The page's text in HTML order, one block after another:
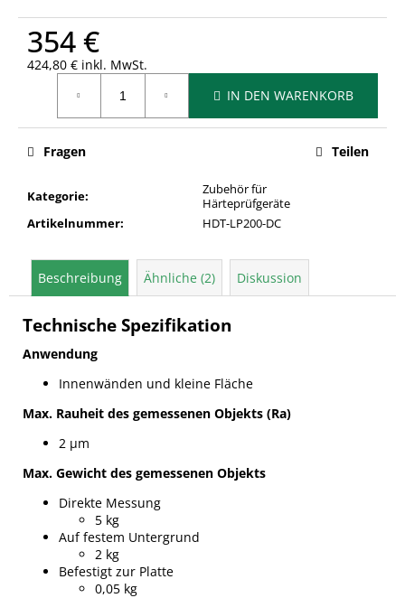
354 €
424,80 € inkl. MwSt.
IN DEN WARENKORB
Kategorie:
Zubehör für
Härteprüfgeräte
Artikelnummer: HDT-LP200-DC
Fragen Teilen
Beschreibung Ähnliche (2) Diskussion
Technische Spezifikation
Anwendung
Innenwänden und kleine Fläche
Max. Rauheit des gemessenen Objekts (Ra)
2 µm
Max. Gewicht des gemessenen Objekts
Direkte Messung
5 kg
Auf festem Untergrund
2 kg
Befestigt zur Platte
0,05 kg
e
n